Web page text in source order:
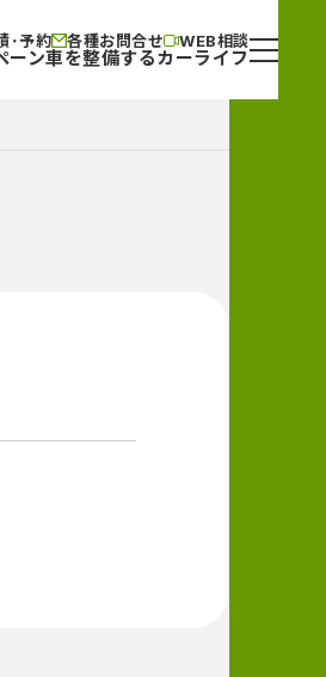
･予約 各種お問合せ WEB相談
ーン車を整備するカーライフ